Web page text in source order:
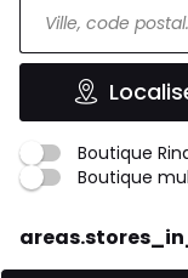
Boutique
Boutique